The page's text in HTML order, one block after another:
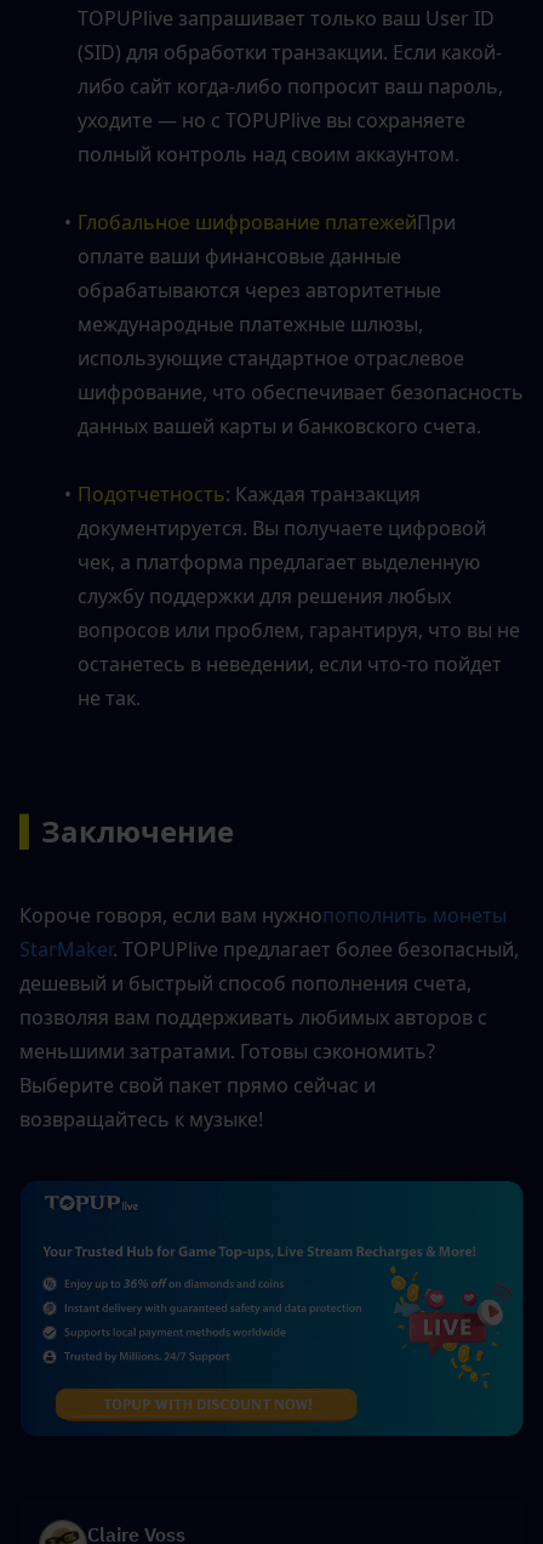
TOPUPlive запрашивает только ваш User ID
(SID) для обработки транзакции. Если какой-
либо сайт когда-либо попросит ваш пароль,
уходите — но с TOPUPlive вы сохраняете
полный контроль над своим аккаунтом.
Глобальное шифрование платежейПри
оплате ваши финансовые данные
обрабатываются через авторитетные
международные платежные шлюзы,
использующие стандартное отраслевое
шифрование, что обеспечивает безопасность
данных вашей карты и банковского счета.
Подотчетность: Каждая транзакция
документируется. Вы получаете цифровой
чек, а платформа предлагает выделенную
службу поддержки для решения любых
вопросов или проблем, гарантируя, что вы не
останетесь в неведении, если что-то пойдет
не так.
Заключение
Короче говоря, если вам нужнопополнить монеты
StarMaker. TOPUPlive предлагает более безопасный,
дешевый и быстрый способ пополнения счета,
позволяя вам поддерживать любимых авторов с
меньшими затратами. Готовы сэкономить?
Выберите свой пакет прямо сейчас и
возвращайтесь к музыке!
Claire Voss